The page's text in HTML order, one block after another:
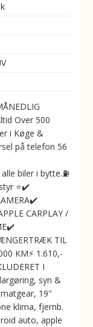
Over 500
i Køge &
på telefon 56
biler i bytte.⛽️
⭐✔️
CARPLAY /
TIL
KM⚡️ 1.610,-
I
syn &
19"
klima, fjernb.
auto, apple